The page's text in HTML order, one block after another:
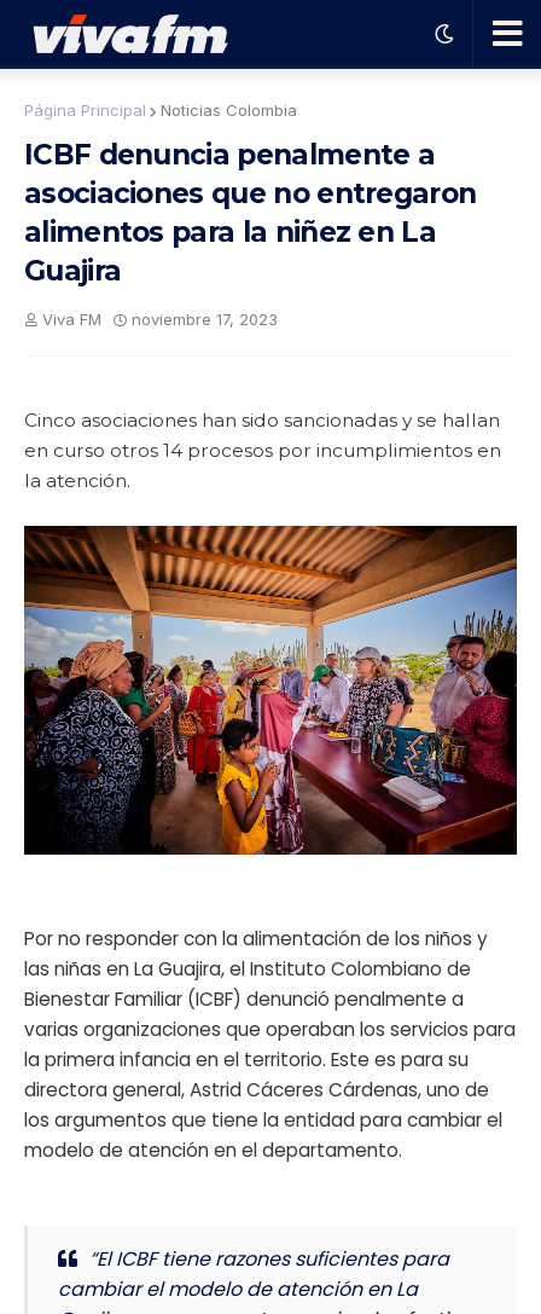
Ha
ble
pro
ma
Página Principal Noticias Colombia
ICBF denuncia penalmente a
asociaciones que no entregaron
alimentos para la niñez en La
Guajira
Viva FM noviembre 17, 2023
Cinco asociaciones han sido sancionadas y se hallan
en curso otros 14 procesos por incumplimientos en
la atención.
Por no responder con la alimentación de los niños y
las niñas en La Guajira, el Instituto Colombiano de
Bienestar Familiar (ICBF) denunció penalmente a
varias organizaciones que operaban los servicios para
la primera infancia en el territorio. Este es para su
directora general, Astrid Cáceres Cárdenas, uno de
los argumentos que tiene la entidad para cambiar el
modelo de atención en el departamento.
“El ICBF tiene razones suficientes para
cambiar el modelo de atención en La